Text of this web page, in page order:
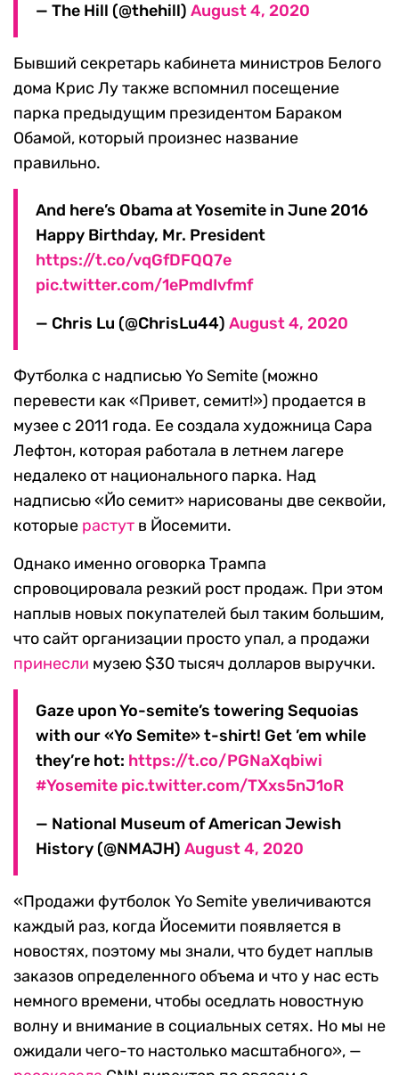
— The Hill (@thehill) August 4, 2020
Бывший секретарь кабинета министров Белого
дома Крис Лу также вспомнил посещение
парка предыдущим президентом Бараком
Обамой, который произнес название
правильно.
And here’s Obama at Yosemite in June 2016
Happy Birthday, Mr. President
https://t.co/vqGfDFQQ7e
pic.twitter.com/1ePmdIvfmf
— Chris Lu (@ChrisLu44) August 4, 2020
Футболка с надписью Yo Semite (можно
перевести как «Привет, семит!») продается в
музее с 2011 года. Ее создала художница Сара
Лефтон, которая работала в летнем лагере
недалеко от национального парка. Над
надписью «Йо семит» нарисованы две секвойи,
которые растут в Йосемити.
Однако именно оговорка Трампа
спровоцировала резкий рост продаж. При этом
наплыв новых покупателей был таким большим,
что сайт организации просто упал, а продажи
принесли музею $30 тысяч долларов выручки.
Gaze upon Yo-semite’s towering Sequoias
with our «Yo Semite» t-shirt! Get ’em while
they’re hot: https://t.co/PGNaXqbiwi
#Yosemite pic.twitter.com/TXxs5nJ1oR
— National Museum of American Jewish
History (@NMAJH) August 4, 2020
«Продажи футболок Yo Semite увеличиваются
каждый раз, когда Йосемити появляется в
новостях, поэтому мы знали, что будет наплыв
заказов определенного объема и что у нас есть
немного времени, чтобы оседлать новостную
волну и внимание в социальных сетях. Но мы не
ожидали чего-то настолько масштабного», —